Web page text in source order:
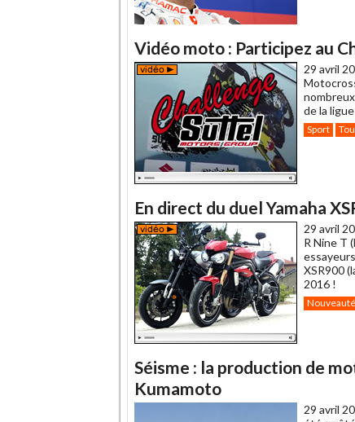
Vidéo moto : Participez au
29 avril
de la
Sport
En direct du duel Yamaha
29 avril
R Nine T
XSR900
2016 !
Séisme : la production de
Kumamoto
29 avril